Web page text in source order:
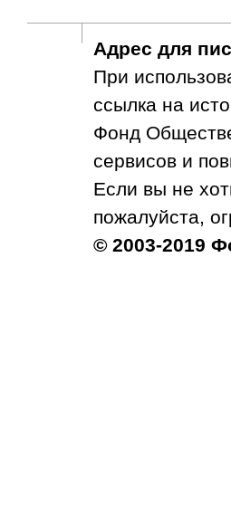
Адрес для
При
ссылка на
Фонд
сервисов и
Если вы не
пожалуйста,
© 2003-2019